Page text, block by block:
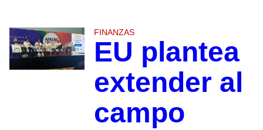
FINANZAS
EU plantea
extender al
campo